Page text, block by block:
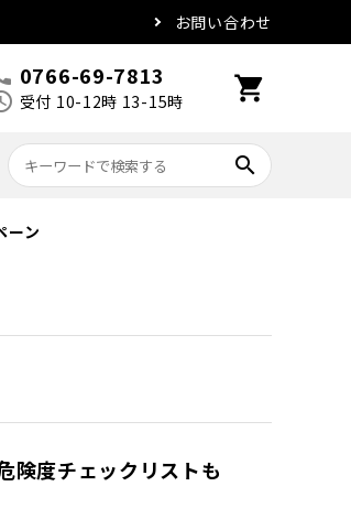
お問い合わせ
0766-69-7813
受付 10-12時 13-15時 shopping_cart
search
ーン
険度チェックリストも